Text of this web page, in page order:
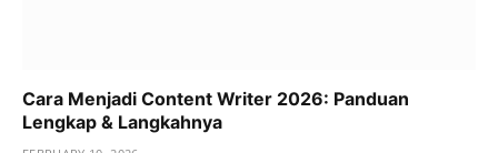
Cara Menjadi Content Writer 2026: Panduan
Lengkap & Langkahnya